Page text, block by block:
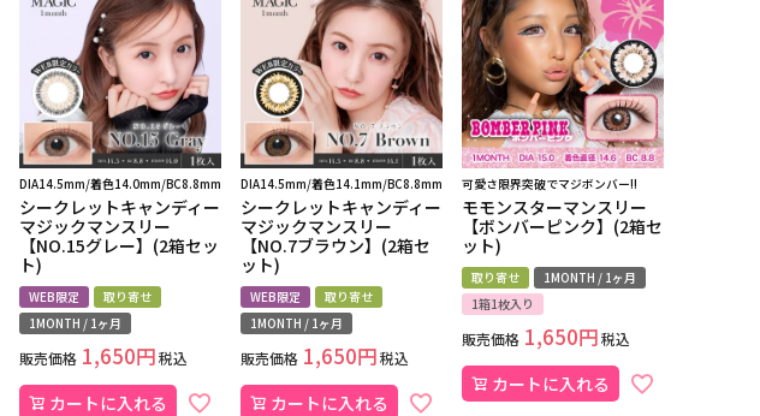
DIA14.5mm/着色14.0mm/BC8.8mm
シークレットキャンディー
マジックマンスリー
【NO.15グレー】(2箱セッ
ト)
WEB限定
取り寄せ
1MONTH / 1ヶ月
販売価格 1,650 税込
カートに入れる
DIA14.5mm/着色14.1mm/BC8.8mm
シークレットキャンディー
マジックマンスリー
【NO.7ブラウン】(2箱セ
ット)
WEB限定
取り寄せ
1MONTH / 1ヶ月
販売価格 1,650 税込
カートに入れる
可愛さ限界突破でマジボンバー!!
モモンスターマンスリー
【ボンバーピンク】(2箱セ
ット)
取り寄せ
1MONTH / 1ヶ月
1箱1枚入り
販売価格 1,650 税込
カートに入れる